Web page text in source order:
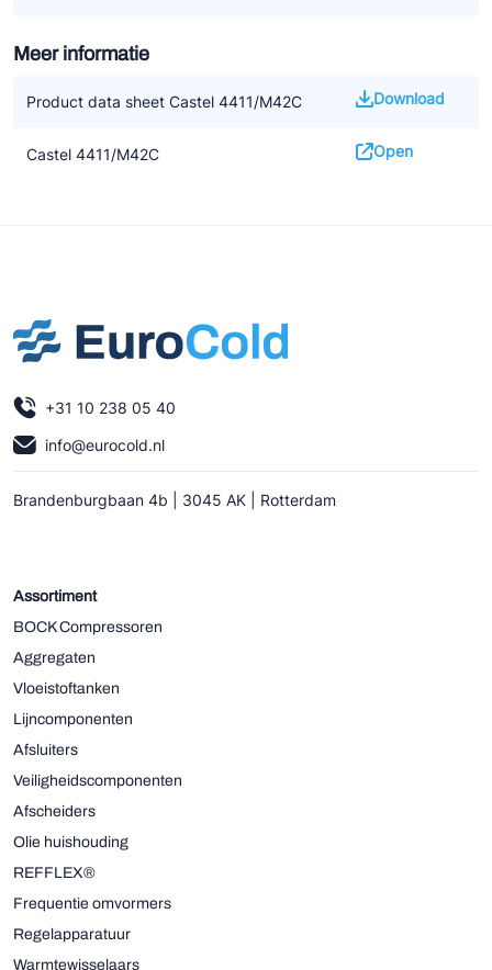
Meer informatie
Product data sheet Castel 4411/M42C Download
Castel 4411/M42C Open
+31 10 238 05 40
info@eurocold.nl
Brandenburgbaan 4b | 3045 AK | Rotterdam
Assortiment
BOCK Compressoren
Aggregaten
Vloeistoftanken
Lijncomponenten
Afsluiters
Veiligheidscomponenten
Afscheiders
Olie huishouding
REFFLEX®
Frequentie omvormers
Regelapparatuur
Warmtewisselaars